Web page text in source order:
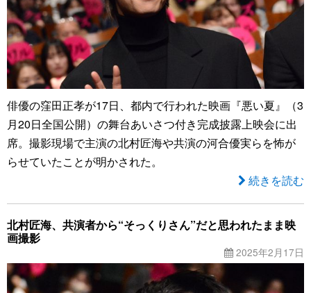
俳優の窪田正孝が17日、都内で行われた映画『悪い夏』（3
月20日全国公開）の舞台あいさつ付き完成披露上映会に出
席。撮影現場で主演の北村匠海や共演の河合優実らを怖が
らせていたことが明かされた。
続きを読む
北村匠海、共演者から“そっくりさん”だと思われたまま映
画撮影
2025年2月17日